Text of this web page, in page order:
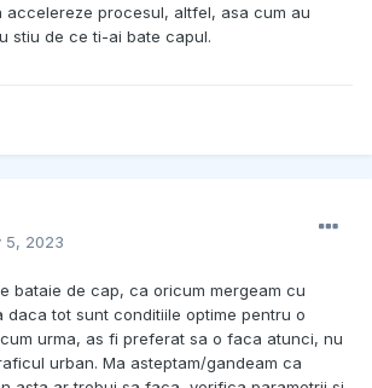
accelereze procesul, altfel, asa cum au
stiu de ce ti-ai bate capul.
5, 2023
bataie de cap, ca oricum mergeam cu
daca tot sunt conditiile optime pentru o
urma, as fi preferat sa o faca atunci, nu
urban. Ma asteptam/gandeam ca